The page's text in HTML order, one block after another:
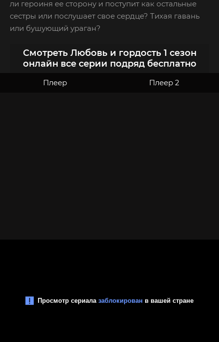
ли героиня ее сторону и поступит как остальные
сестры или послушает свое сердце? Тихая гавань
или бушующий ураган?
Смотреть Любовь и гордость 1 сезон
онлайн все серии подряд бесплатно
Плеер Плеер 2